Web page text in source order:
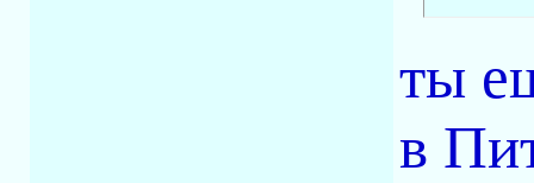
ты
в